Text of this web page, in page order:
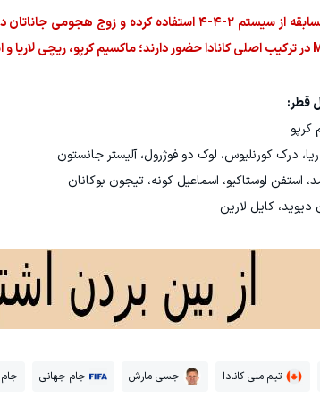
مارش برای این مسابقه از سیستم ۲-۴-۴ استفاده
قطر:
کرپو
درک کورنلیوس، لوک دو فوژرول، آلیستر جانستون
استفن اوستاکیو، اسماعیل کونه، تیجون بوکانان
کایل لارین
تیم ملی کانادا جسی مارش جام جهانی جام